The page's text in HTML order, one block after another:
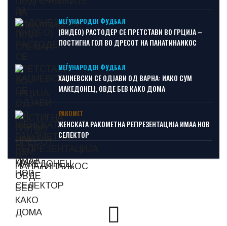
МЕЃУНАРОДЕН ФУДБАЛ
(ВИДЕО) РАСТОДЕР СЕ ПРЕТСТАВИ ВО ГРЦИЈА –
ПОСТИГНА ГОЛ ВО ДРЕСОТ НА ПАНАТИНАИКОС
МЕЃУНАРОДЕН ФУДБАЛ
ХАЏИЕВСКИ СЕ ОДЈАВИ ОД ВАРНА: ИАКО СУМ
МАКЕДОНЕЦ, ОВДЕ БЕВ КАКО ДОМА
РАКОМЕТ
ЖЕНСКАТА РАКОМЕТНА РЕПРЕЗЕНТАЦИЈА ИМАА НОВ
СЕЛЕКТОР